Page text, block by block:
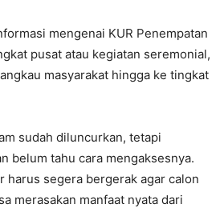
mengenai KUR Penempatan
pusat atau kegiatan seremonial,
masyarakat hingga ke tingkat
sudah diluncurkan, tetapi
belum tahu cara mengaksesnya.
harus segera bergerak agar calon
merasakan manfaat nyata dari